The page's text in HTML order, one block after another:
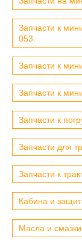
Запчасти к
053.
Запчасти к
Запчасти к
Запчасти к
Запчасти для
Запчасти к
Кабина и
Масла и смазки